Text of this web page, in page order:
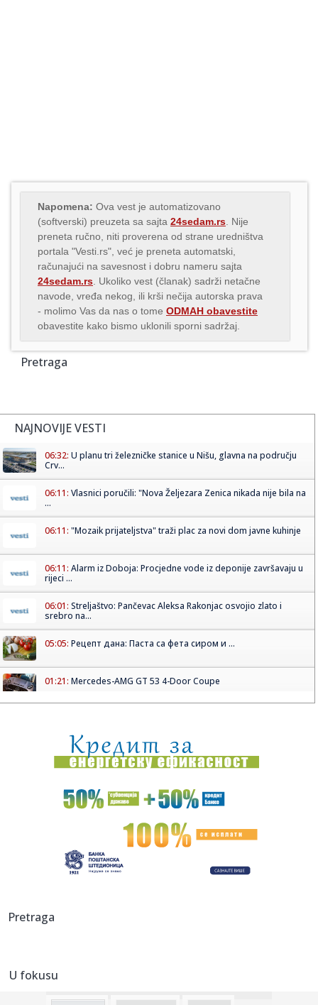
Napomena: Ova vest je automatizovano
(softverski) preuzeta sa sajta 24sedam.rs . Nije
preneta ručno, niti proverena od strane uredništva
portala "Vesti.rs", već je preneta automatski,
računajući na savesnost i dobru nameru sajta
24sedam.rs . Ukoliko vest (članak) sadrži netačne
navode, vređa nekog, ili krši nečija autorska prava
- molimo Vas da nas o tome ODMAH obavestite
obavestite kako bismo uklonili sporni sadržaj.
Pretraga
NAJNOVIJE VESTI
06:32: U planu tri železničke stanice u Nišu, glavna na području
Crv...
06:11: Vlasnici poručili: "Nova Željezara Zenica nikada nije bila na
...
06:11: "Mozaik prijateljstva" traži plac za novi dom javne kuhinje
06:11: Alarm iz Doboja: Procjedne vode iz deponije završavaju u
rijeci ...
06:01: Streljaštvo: Pančevac Aleksa Rakonjac osvojio zlato i
srebro na...
05:05: Рецепт дана: Паста са фета сиром и ...
01:21: Mercedes-AMG GT 53 4-Door Coupe
00:44:Zvezda nastavlja tradiciju, opet časti najmlađe navijače
(FOTO...
00:34:Nissan Qashqai e-Power prešao 1980 km s jednim
rezervoarom goriv...
Evropa gori! Još jedan toplotni talas, cela Italija pod
00:16:Zelenski smenio ambasadore u još četiri države
hajlajtse p...
00:04:
Pretraga
U fokusu